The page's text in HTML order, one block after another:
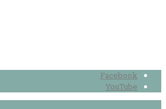
Facebook
YouTube